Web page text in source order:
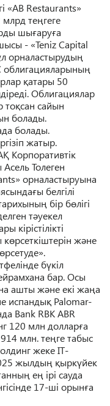
«AB Restaurants»
теңгеге
шығаруға
- «Teniz Capital
орналастырудың
облигацияларының
қатары 50
Облигациялар
тоқсан сайын
болады.
болады.
жатыр.
Корпоративтік
Толеген
орналастыруына
белгілі
бір бөлігі
тәуекел
кірістілікті
және
бүкіл
бар. Осы
ашты және екі жаңа
испандық Palomar-
Bank RBK ABR
120 млн долларға
млн. теңге табыс
жеке ІТ-
жылдың қыркүйек
ең ірі сауда
17-ші орынға